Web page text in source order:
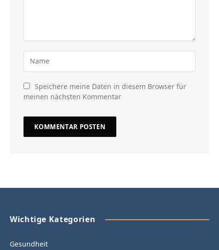
Speichere meine Daten in diesem Browser für
meinen nächsten Kommentar
Wichtige Kategorien
Gesundheit